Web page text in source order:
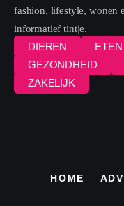
fashion, lifestyle, wonen
informatief tintje.
DIEREN
GEZONDHEID
ZAKELIJK
HOME